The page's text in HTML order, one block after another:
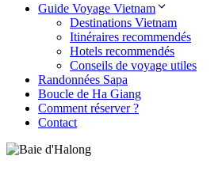
Guide Voyage Vietnam
Destinations Vietnam
Itinéraires recommendés
Hotels recommendés
Conseils de voyage utiles
Randonnées Sapa
Boucle de Ha Giang
Comment réserver ?
Contact